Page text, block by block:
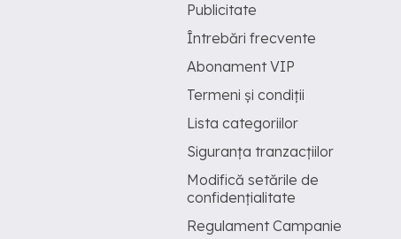
Publicitate
Întrebări frecvente
Abonament VIP
Termeni și condiții
Lista categoriilor
Siguranța tranzacțiilor
Modifică setările de
confidențialitate
Regulament Campanie